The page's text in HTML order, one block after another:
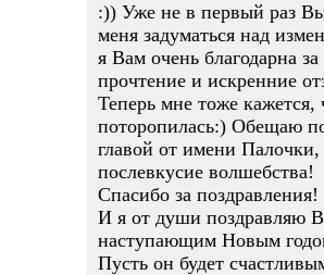
:)) Уже не в первый раз Вы
меня задуматься над
я Вам очень благодарна
прочтение и искренние
Теперь мне тоже кажется,
поторопилась:) Обещаю
главой от имени
послевкусие волшебства!
Спасибо за поздравления!
И я от души поздравляю
наступающим Новым
Пусть он будет